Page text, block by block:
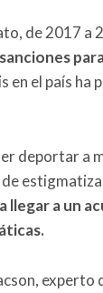
de 2017 a
sanciones
en el país
deportar a
llegar a un